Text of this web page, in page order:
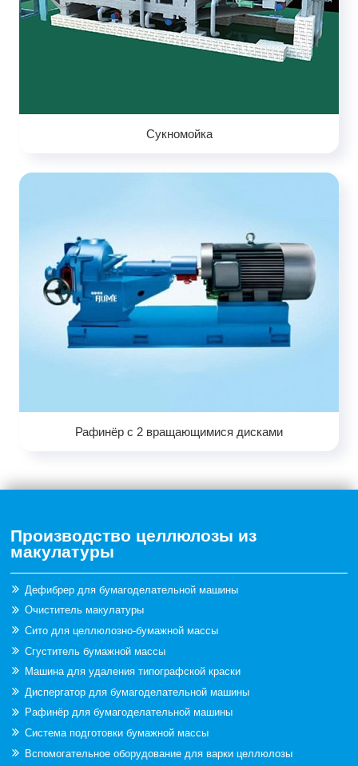
Сукномойка
Рафинёр с 2 вращающимися дисками
Производство целлюлозы из
макулатуры
Дефибрер для бумагоделательной машины
Очиститель макулатуры
Сито для целлюлозно-бумажной массы
Сгуститель бумажной массы
Машина для удаления типографской краски
Диспергатор для бумагоделательной машины
Рафинёр для бумагоделательной машины
Система подготовки бумажной массы
Вспомогательное оборудование для варки целлюлозы